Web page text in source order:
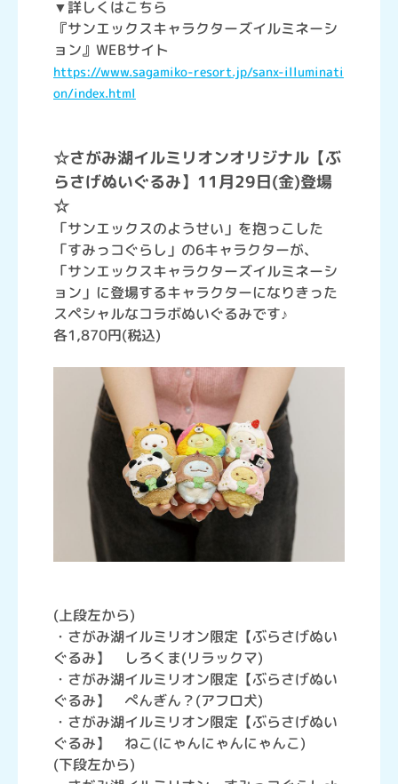
▼詳しくはこちら
『サンエックスキャラクターズイルミネーシ
ョン』WEBサイト
https://www.sagamiko-resort.jp/sanx-illuminati
on/index.html
☆さがみ湖イルミリオンオリジナル【ぶ
らさげぬいぐるみ】11月29日(金)登場
☆
「サンエックスのようせい」を抱っこした
「すみっコぐらし」の6キャラクターが、
「サンエックスキャラクターズイルミネーシ
ョン」に登場するキャラクターになりきった
スペシャルなコラボぬいぐるみです♪
各1,870円(税込)
(上段左から)
・さがみ湖イルミリオン限定【ぶらさげぬい
ぐるみ】 しろくま(リラックマ)
・さがみ湖イルミリオン限定【ぶらさげぬい
ぐるみ】 ぺんぎん？(アフロ犬)
・さがみ湖イルミリオン限定【ぶらさげぬい
ぐるみ】 ねこ(にゃんにゃんにゃんこ)
(下段左から)